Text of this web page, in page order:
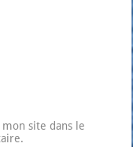
site dans le